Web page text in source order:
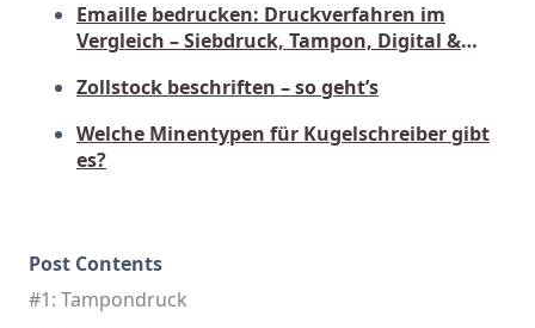
Emaille bedrucken: Druckverfahren im
Vergleich – Siebdruck, Tampon, Digital &
Zollstock beschriften – so geht’s
Welche Minentypen für Kugelschreiber gibt
es?
Post Contents
#1: Tampondruck